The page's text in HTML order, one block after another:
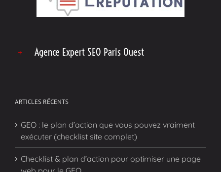
Agence Expert SEO Paris Ouest
ARTICLES RÉCENTS
GEO : le plan d’action que vous pouvez vraiment
exécuter (checklist site complet)
Checklist & plan d’action pour optimiser une page